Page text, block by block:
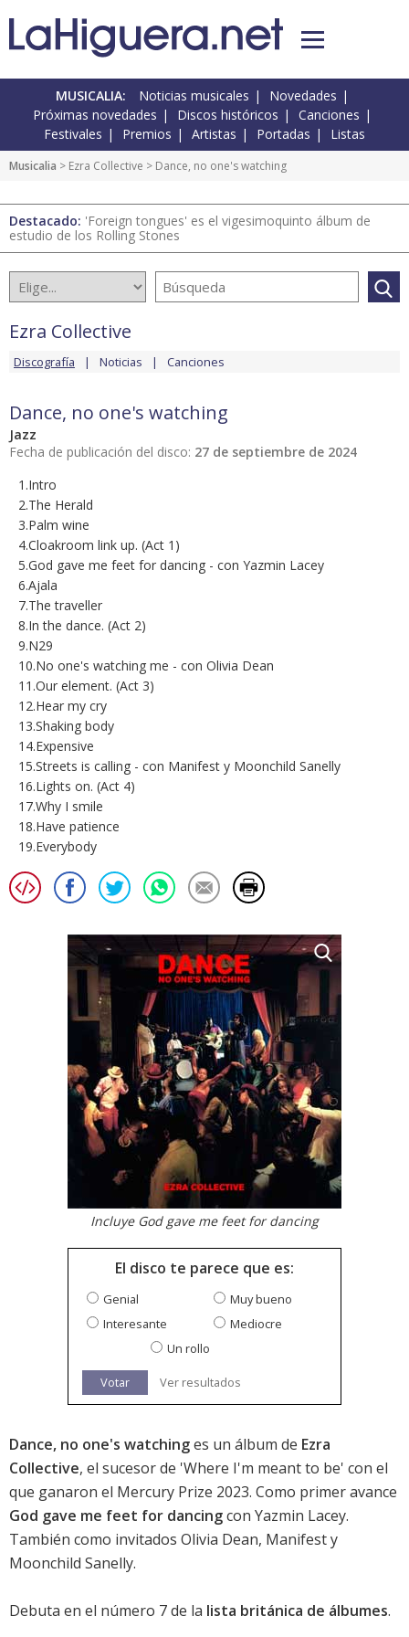
MUSICALIA: Noticias musicales
Novedades
Próximas novedades
Discos históricos
Canciones
Festivales
Premios Artistas Portadas Listas
Musicalia > Ezra Collective > Dance, no one's watching
Destacado: 'Foreign tongues' es el vigesimoquinto álbum de
estudio de los Rolling Stones
Ezra Collective
Discografía Noticias Canciones
Dance, no one's watching
Jazz
Fecha de publicación del disco: 27 de septiembre de 2024
1.Intro
2.The Herald
3.Palm wine
4.Cloakroom link up. (Act 1)
5.God gave me feet for dancing - con Yazmin Lacey
6.Ajala
7.The traveller
8.In the dance. (Act 2)
9.N29
10.No one's watching me - con Olivia Dean
11.Our element. (Act 3)
12.Hear my cry
13.Shaking body
14.Expensive
15.Streets is calling - con Manifest y Moonchild Sanelly
16.Lights on. (Act 4)
17.Why I smile
18.Have patience
19.Everybody
Incluye God gave me feet for dancing
El disco te parece que es:
Genial
Muy bueno
Interesante
Mediocre
Un rollo
Votar Ver resultados
Dance, no one's watchinges un álbum de Ezra
Collective, el sucesor de 'Where I'm meant to be' con el
que ganaron el Mercury Prize 2023. Como primer avance
God gave me feet for dancingcon Yazmin Lacey.
También como invitados Olivia Dean, Manifest y
Moonchild Sanelly.
Debuta en el número 7 de la lista británica de álbumes.